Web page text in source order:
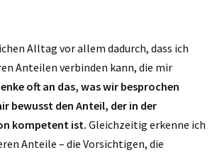
Alltag vor allem dadurch, dass ich
Anteilen verbinden kann, die mir
oft an das, was wir besprochen
bewusst den Anteil, der in der
kompetent ist. Gleichzeitig erkenne ich
Anteile – die Vorsichtigen, die